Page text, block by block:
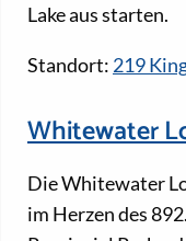
Lake aus starten.
Standort: 219
Whitewater
Die Whitewater
im Herzen des